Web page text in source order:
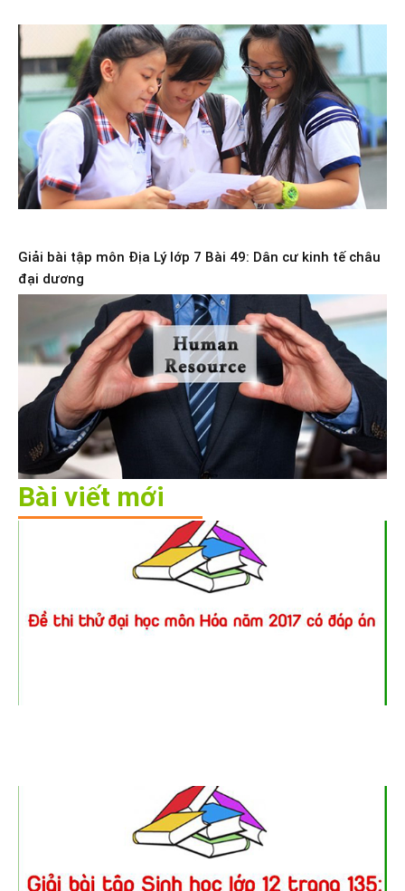
Giải bài tập môn Địa Lý lớp 7 Bài 49: Dân cư kinh tế châu
đại dương
Bài viết mới